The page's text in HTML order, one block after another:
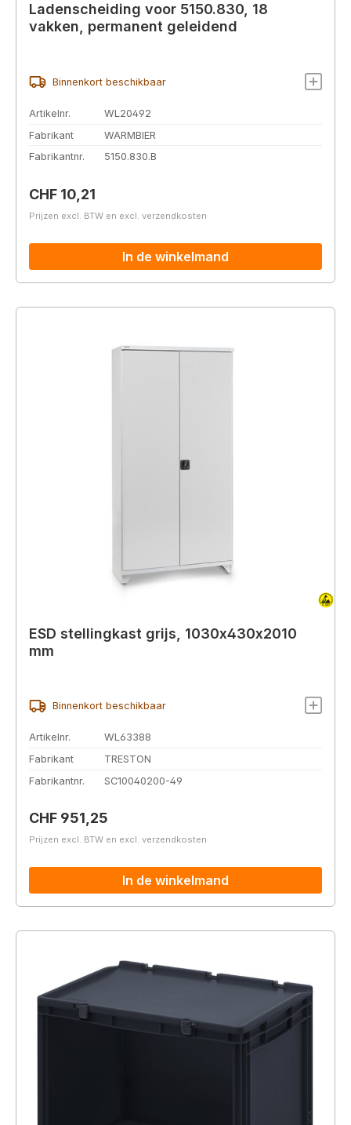
Ladenscheiding voor 5150.830, 18
vakken, permanent geleidend
Binnenkort beschikbaar
Artikelnr.
WL20492
Fabrikant
WARMBIER
Fabrikantnr.
5150.830.B
Normale prijs:
CHF 10,21
Prijzen excl. BTW en excl. verzendkosten
In de winkelmand
ESD stellingkast grijs, 1030x430x2010
mm
Binnenkort beschikbaar
Artikelnr.
WL63388
Fabrikant
TRESTON
Fabrikantnr.
SC10040200-49
Normale prijs:
CHF 951,25
Prijzen excl. BTW en excl. verzendkosten
In de winkelmand